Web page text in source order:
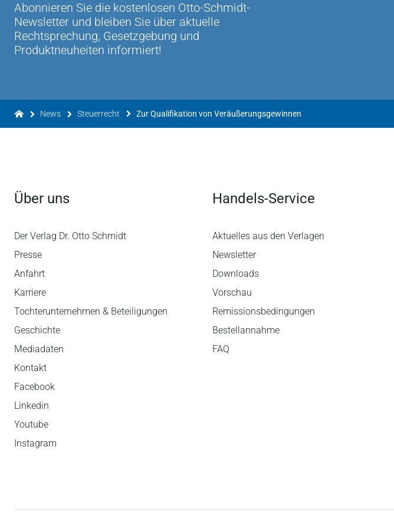
Abonnieren Sie die kostenlosen Otto-Schmidt-
Newsletter und bleiben Sie über aktuelle
Rechtsprechung, Gesetzgebung und
Produktneuheiten informiert!
News Steuerrecht Zur Qualifikation von Veräußerungsgewinnen
Über uns
Der Verlag Dr. Otto Schmidt
Presse
Anfahrt
Karriere
Tochterunternehmen & Beteiligungen
Geschichte
Mediadaten
Kontakt
Facebook
Linkedin
Youtube
Instagram
Handels-Service
Aktuelles aus den Verlagen
Newsletter
Downloads
Vorschau
Remissionsbedingungen
Bestellannahme
FAQ